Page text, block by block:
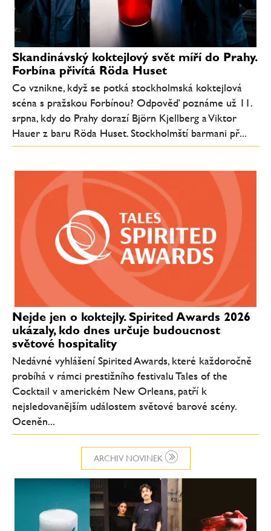
ARCHIV NOVINEK
Skandinávský koktejlový svět míří do Prahy.
Forbína přivítá Röda Huset
Co vznikne, když se potká stockholmská koktejlová
scéna s pražskou Forbínou? Odpověď poznáme už 11.
srpna, kdy do Prahy dorazí Björn Kjellberg a Viktor
Hauer z baru Röda Huset. Stockholmští barmani př...
Nejde jen o koktejly. Spirited Awards 2026
ukázaly, kdo dnes určuje budoucnost
světové hospitality
Nedávné vyhlášení Spirited Awards, které každoročně
probíhá v rámci prestižního festivalu Tales of the
Cocktail v americkém New Orleans, patří k
nejsledovanějším událostem světové barové scény.
Oceněn...